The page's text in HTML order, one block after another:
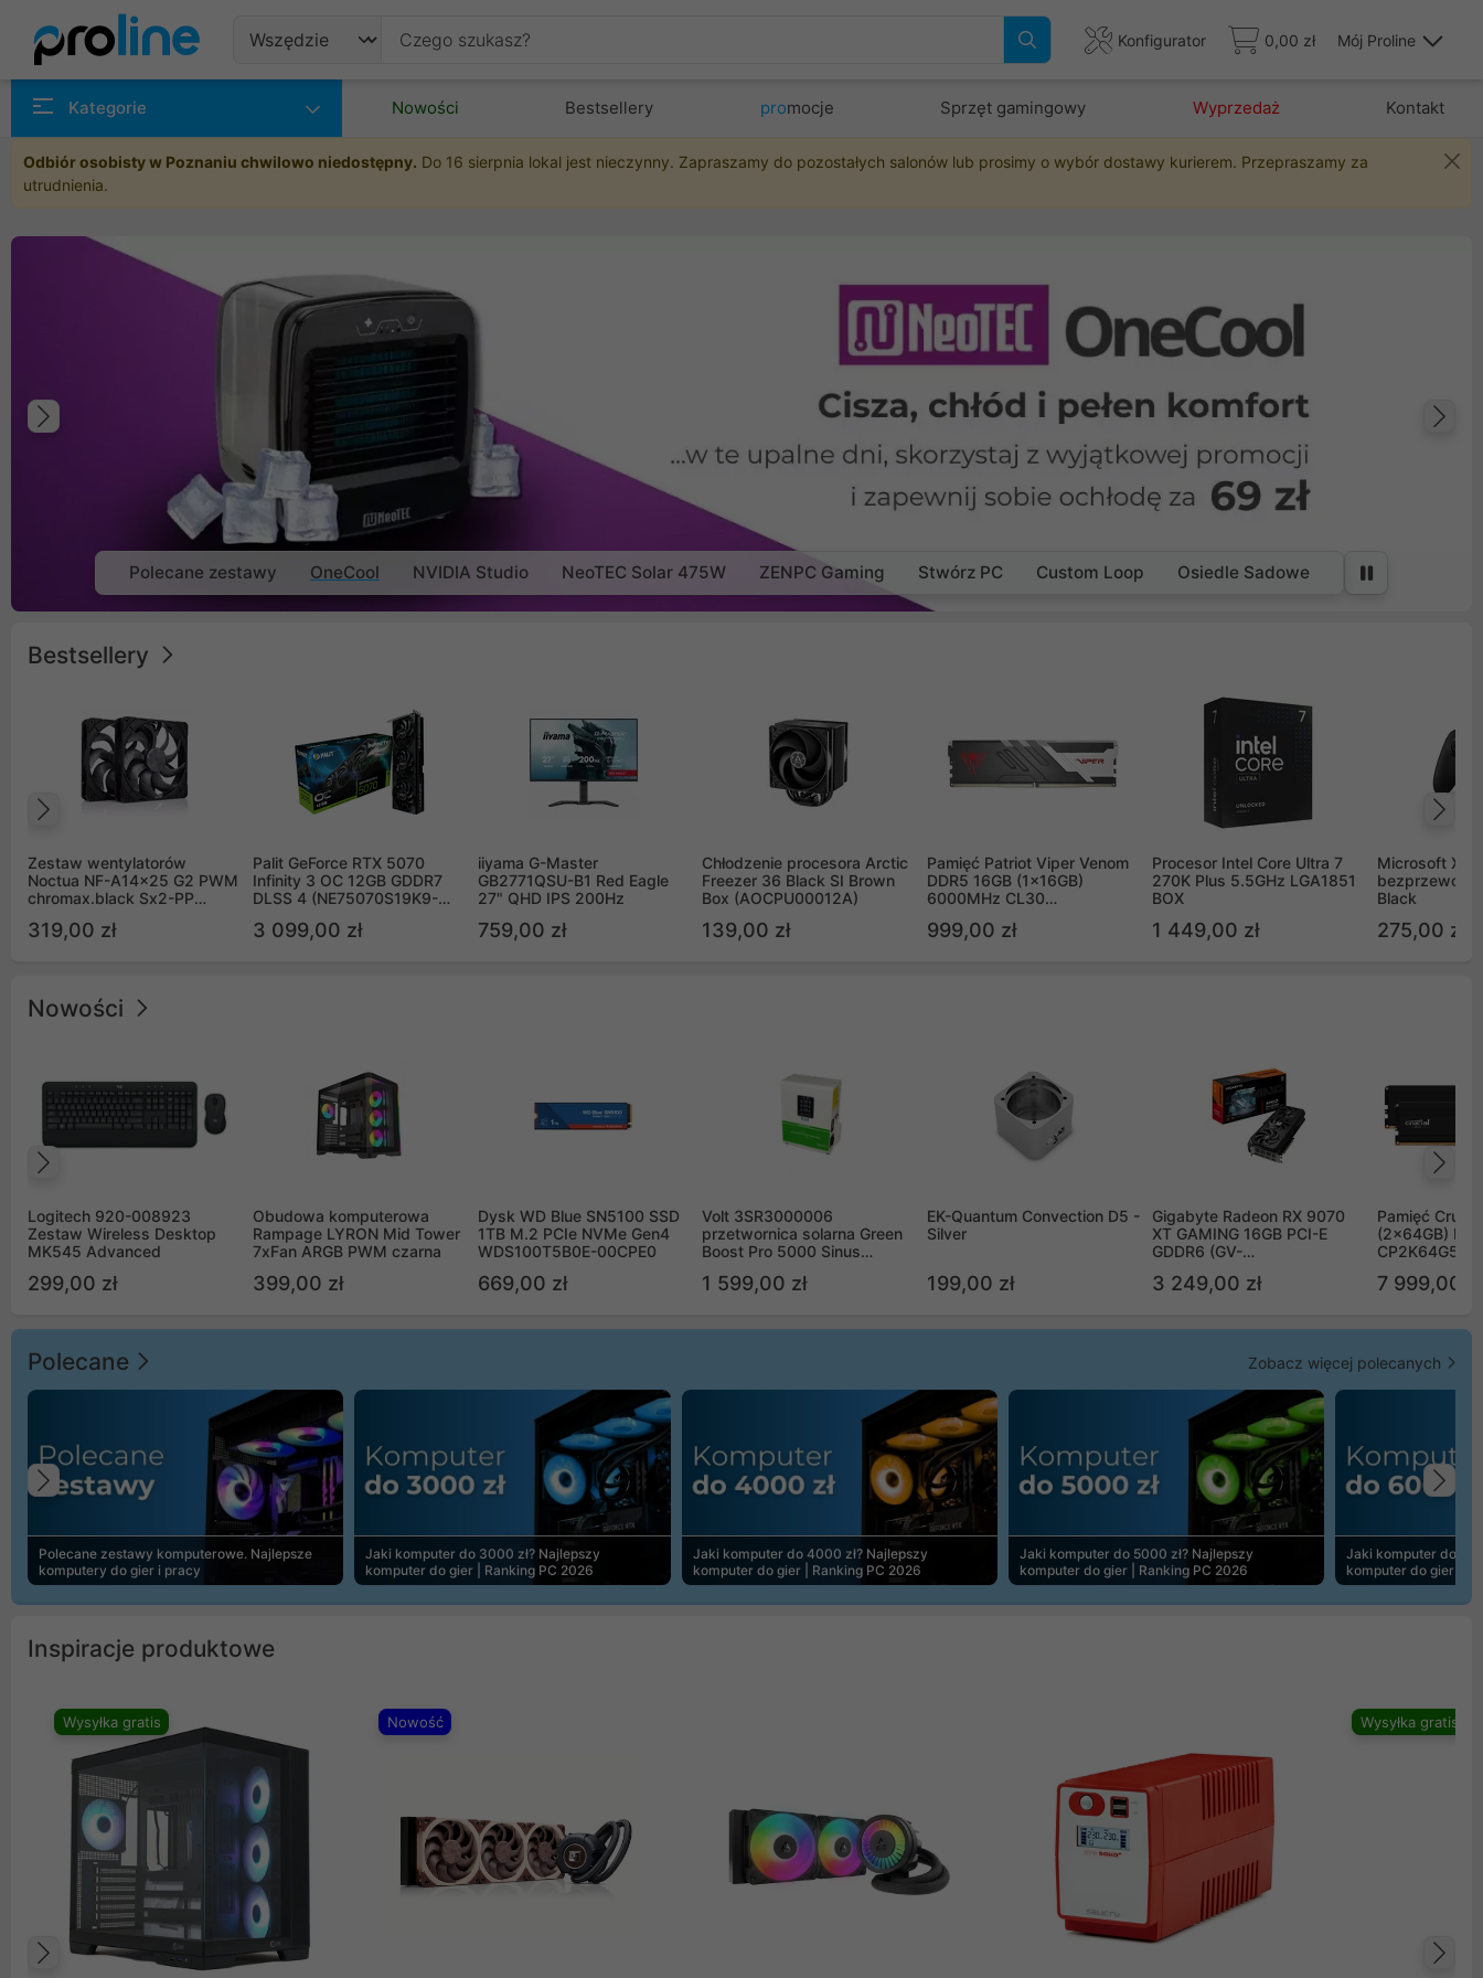
Konfigurator 0,00 zł Mój Proline
Kategorie Nowości Bestsellery promocje Sprzęt gamingowy Wyprzedaż Kontakt
Odbiór osobisty w Poznaniu chwilowo niedostępny. Do 16 sierpnia lokal jest nieczynny. Zapraszamy do pozostałych salonów lub prosimy o wybór dostawy kurierem. Przepraszamy za
utrudnienia.
Poprzedni
Polecane zestawy OneCool NVIDIA Studio NeoTEC Solar 475W ZENPC Gaming Stwórz PC Custom Loop Osiedle Sadowe
Bestsellery
Zestaw wentylatorów
Noctua NF-A14x25 G2 PWM
chromax.black Sx2-PP
(2szt)
319,00 zł
Palit GeForce RTX 5070
Infinity 3 OC 12GB GDDR7
DLSS 4 (NE75070S19K9-
3 099,00 zł
iiyama G-Master
GB2771QSU-B1 Red Eagle
27" QHD IPS 200Hz
759,00 zł
Chłodzenie procesora Arctic
Freezer 36 Black SI Brown
Box (AOCPU00012A)
139,00 zł
Pamięć Patriot Viper Venom
DDR5 16GB (1x16GB)
6000MHz CL30
999,00 zł
Procesor Intel Core Ultra 7
270K Plus 5.5GHz LGA1851
BOX
1 449,00 zł
Microsoft
Black
275,00 zł
Nowości
Logitech 920-008923
Zestaw Wireless Desktop
MK545 Advanced
299,00 zł
Obudowa komputerowa
Rampage LYRON Mid Tower
7xFan ARGB PWM czarna
399,00 zł
Dysk WD Blue SN5100 SSD
1TB M.2 PCIe NVMe Gen4
WDS100T5B0E-00CPE0
669,00 zł
Volt 3SR3000006
przetwornica solarna Green
Boost Pro 5000 Sinus
1 599,00 zł
EK-Quantum Convection D5 -
Silver
199,00 zł
Gigabyte Radeon RX 9070
XT GAMING 16GB PCI-E
GDDR6 (GV-
3 249,00 zł
Pamięć
(2x64GB)
7 999,00 zł
Polecane Zobacz więcej polecanych
Polecane zestawy komputerowe. Najlepsze
komputery do gier i pracy
Jaki komputer do 3000 zł? Najlepszy
komputer do gier | Ranking PC 2026
Jaki komputer do 4000 zł? Najlepszy
komputer do gier | Ranking PC 2026
Jaki komputer do 5000 zł? Najlepszy
komputer do gier | Ranking PC 2026
Jaki komputer do
komputer do gier |
Poprzedni
Inspiracje produktowe
Wysyłka gratis Nowość Wysyłka gratis